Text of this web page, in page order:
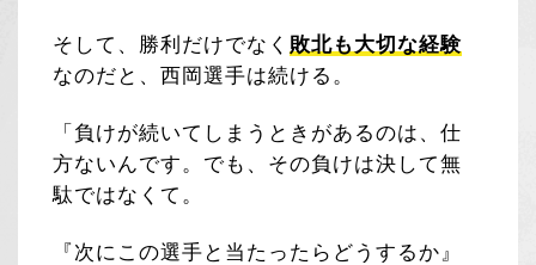
そして、勝利だけでなく 敗北も大切な経験
なのだと、西岡選手は続ける。
「負けが続いてしまうときがあるのは、仕
方ないんです。でも、その負けは決して無
駄ではなくて。
『次にこの選手と当たったらどうするか』